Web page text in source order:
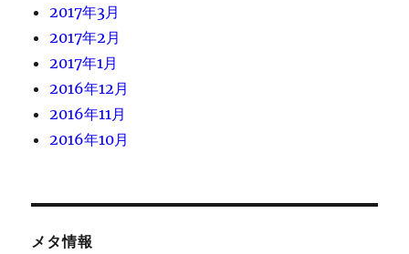
2017年3月
2017年2月
2017年1月
2016年12月
2016年11月
2016年10月
メタ情報